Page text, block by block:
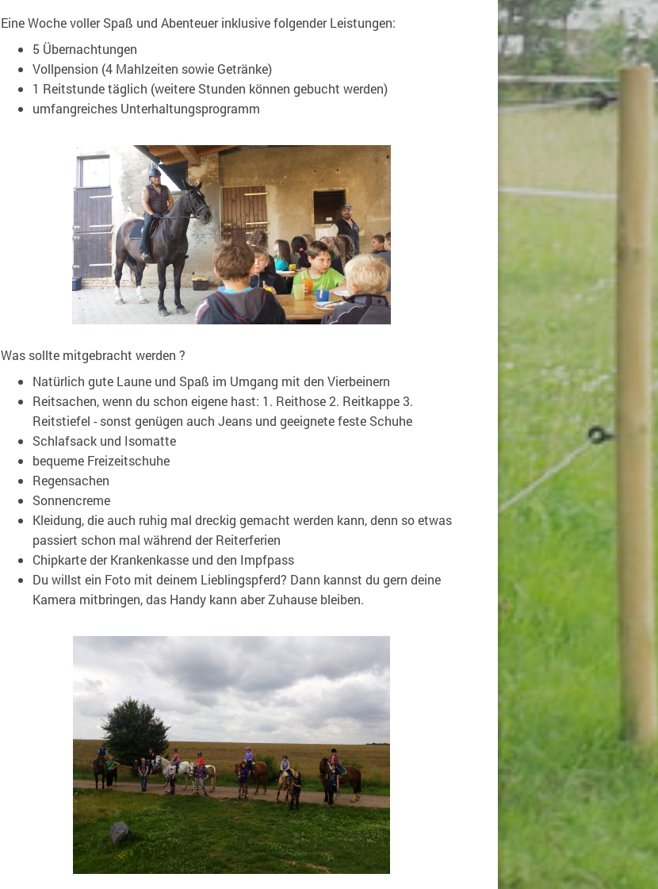
Eine Woche voller Spaß und Abenteuer inklusive folgender Leistungen:
5 Übernachtungen
Vollpension (4 Mahlzeiten sowie Getränke)
1 Reitstunde täglich (weitere Stunden können gebucht werden)
umfangreiches Unterhaltungsprogramm
Was sollte mitgebracht werden ?
Natürlich gute Laune und Spaß im Umgang mit den Vierbeinern
Reitsachen, wenn du schon eigene hast: 1. Reithose 2. Reitkappe 3.
Reitstiefel - sonst genügen auch Jeans und geeignete feste Schuhe
Schlafsack und Isomatte
bequeme Freizeitschuhe
Regensachen
Sonnencreme
Kleidung, die auch ruhig mal dreckig gemacht werden kann, denn so etwas
passiert schon mal während der Reiterferien
Chipkarte der Krankenkasse und den Impfpass
Du willst ein Foto mit deinem Lieblingspferd? Dann kannst du gern deine
Kamera mitbringen, das Handy kann aber Zuhause bleiben.